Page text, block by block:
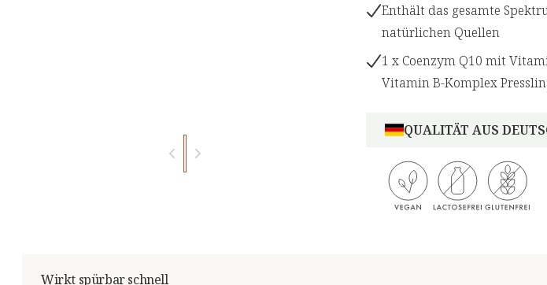
Enthält das gesamte
natürlichen Quellen
1 x Coenzym Q10 mit
Vitamin B-Komplex
QUALITÄT AUS
Wirkt spürbar schnell